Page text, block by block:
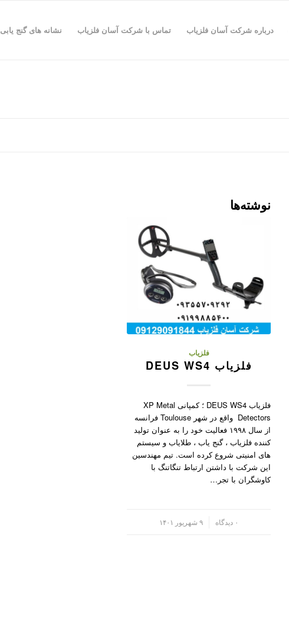
درباره شرکت آسان فلزیاب تماس با شرکت آسان فلزیاب نشانه های گنج یابی
نوشته‌ها
فلزیاب
فلزیاب DEUS WS4
فلزیاب DEUS WS4 ؛ کمپانی XP Metal
Detectors واقع در شهر Toulouse فرانسه
از سال ۱۹۹۸ فعالیت خود را به عنوان تولید
کننده فلزیاب ، گنج یاب ، طلایاب و سیستم
های امنیتی شروع کرده است. تیم مهندسین
این شرکت با داشتن ارتباط تنگاتنگ با
کاوشگران با تجر…
۰ دیدگاه ۹ شهریور ۱۴۰۱